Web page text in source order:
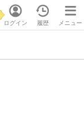
ログイン 履歴 メニュー